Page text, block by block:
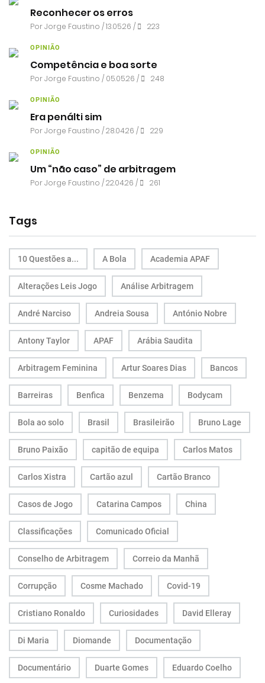
Reconhecer os erros
PorJorge Faustino / 13.05.26 / 223
OPINIÃO
Competência e boa sorte
PorJorge Faustino / 05.05.26 / 248
OPINIÃO
Era penálti sim
PorJorge Faustino / 28.04.26 / 229
OPINIÃO
Um “não caso” de arbitragem
PorJorge Faustino / 22.04.26 / 261
Tags
10 Questões a... A Bola Academia APAF
Alterações Leis Jogo Análise Arbitragem
André Narciso Andreia Sousa António Nobre
Antony Taylor APAF Arábia Saudita
Arbitragem Feminina Artur Soares Dias Bancos
Barreiras Benfica Benzema Bodycam
Bola ao solo Brasil Brasileirão Bruno Lage
Bruno Paixão capitão de equipa Carlos Matos
Carlos Xistra Cartão azul Cartão Branco
Casos de Jogo Catarina Campos China
Classificações Comunicado Oficial
Conselho de Arbitragem Correio da Manhã
Corrupção Cosme Machado Covid-19
Cristiano Ronaldo Curiosidades David Elleray
Di Maria Diomande Documentação
Documentário Duarte Gomes Eduardo Coelho